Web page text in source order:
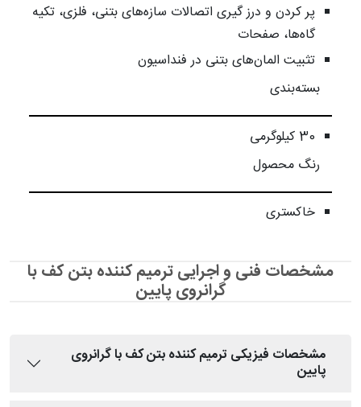
پر کردن و درز گیری اتصالات سازه‌های بتنی، فلزی، تکیه
گاه‌ها، صفحات
تثبیت المان‌های بتنی در فنداسیون
بسته‌بندی
30 کیلوگرمی
رنگ محصول
خاکستری
مشخصات فنی و اجرایی ترمیم کننده بتن کف با
گرانروی پایین
مشخصات فیزیکی ترمیم کننده بتن کف با گرانروی
پایین